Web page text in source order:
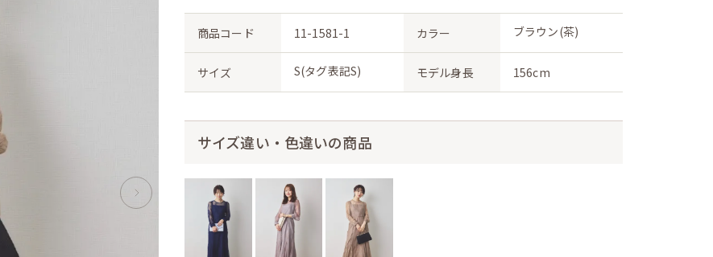
商品コード 11-1581-1 カラー ブラウン(茶)
サイズ S(タグ表記S) モデル身長 156cm
サイズ違い・色違いの商品